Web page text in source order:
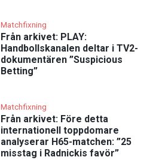
Matchfixning
Från arkivet: PLAY:
Handbollskanalen deltar i TV2-
dokumentären ”Suspicious
Betting”
Matchfixning
Från arkivet: Före detta
internationell toppdomare
analyserar H65-matchen: ”25
misstag i Radnickis favör”